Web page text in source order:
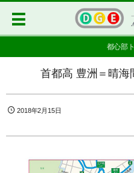
都心部
首都高 豊洲＝晴海
2018年2月15日